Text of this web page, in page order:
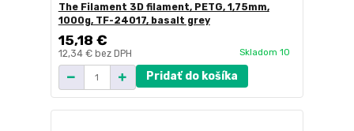
The Filament 3D filament, PETG, 1,75mm,
1000g, TF-24017, basalt grey
15,18 €
12,34 € bez DPH Skladom 10
Pridať do košíka